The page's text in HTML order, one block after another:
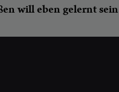
will eben gelernt